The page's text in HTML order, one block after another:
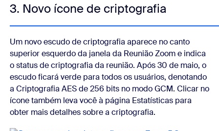
3. Novo ícone de criptografia
Um novo escudo de criptografia aparece no canto
superior esquerdo da janela da Reunião Zoom e indica
o status de criptografia da reunião. Após 30 de maio, o
escudo ficará verde para todos os usuários, denotando
a Criptografia AES de 256 bits no modo GCM. Clicar no
ícone também leva você à página Estatísticas para
obter mais detalhes sobre a criptografia.